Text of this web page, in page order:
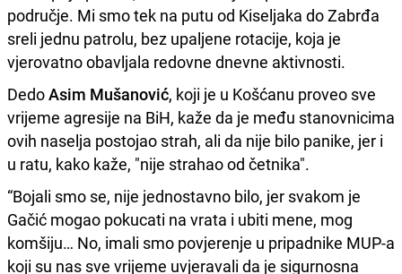
područje. Mi smo tek na putu od Kiseljaka do Zabrđa
sreli jednu patrolu, bez upaljene rotacije, koja je
vjerovatno obavljala redovne dnevne aktivnosti.
DedoAsim Mušanović, koji je u Košćanu proveo sve
vrijeme agresije na BiH, kaže da je među stanovnicima
ovih naselja postojao strah, ali da nije bilo panike, jer i
u ratu, kako kaže, "nije strahao od četnika".
“Bojali smo se, nije jednostavno bilo, jer svakom je
Gačić mogao pokucati na vrata i ubiti mene, mog
komšiju… No, imali smo povjerenje u pripadnike MUP-a
koji su nas sve vrijeme uvjeravali da je sigurnosna